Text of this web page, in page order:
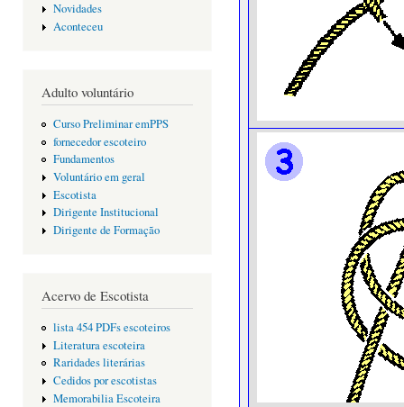
Novidades
Aconteceu
Adulto voluntário
Curso Preliminar emPPS
fornecedor escoteiro
Fundamentos
Voluntário em geral
Escotista
Dirigente Institucional
Dirigente de Formação
Acervo de Escotista
lista 454 PDFs escoteiros
Literatura escoteira
Raridades literárias
Cedidos por escotistas
Memorabilia Escoteira